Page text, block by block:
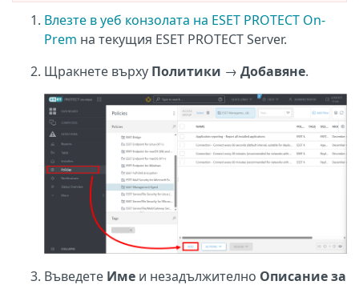
Влезте в уеб конзолата на ESET PROTECT On-
Prem на текущия ESET PROTECT Server.
Щракнете върху Политики → Добавяне.
Въведете Име и незадължително Описание за